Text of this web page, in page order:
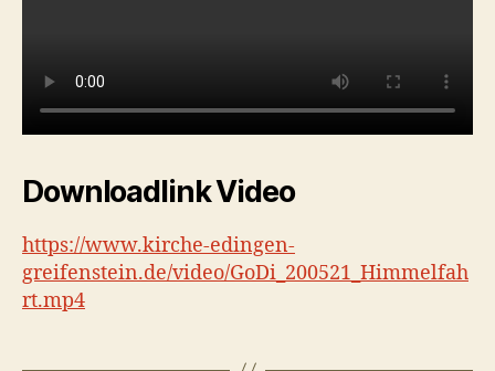
Downloadlink Video
https://www.kirche-edingen-
greifenstein.de/video/GoDi_200521_Himmelfah
rt.mp4